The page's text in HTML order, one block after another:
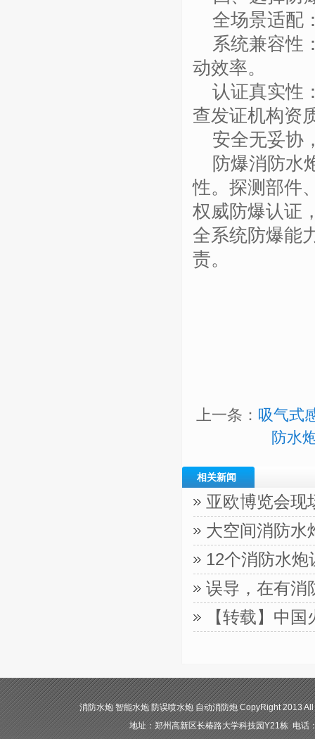
全场景适配
系统兼容性
动效率。
认证真实性
查发证机构资
安全无妥协
防爆消防水
性。探测部件
权威防爆认证
全系统防爆能
责。
上一条： 吸气式
防水
相关新闻
亚欧博览会现
大空间消防水
12个消防水
误导，在有消
【转载】中
消防水炮 智能水炮 防误喷水炮 自动消防炮 CopyRight 2013
地址：郑州高新区长椿路大学科技园Y21栋 电